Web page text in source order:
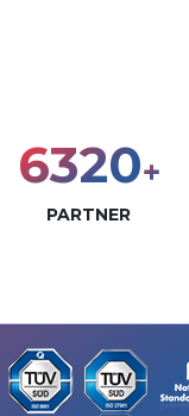
8000+
PARTNER